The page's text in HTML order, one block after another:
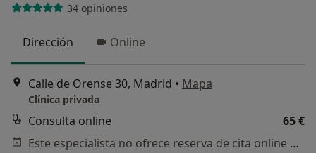
34 opiniones
Dirección Online
Calle de Orense 30, Madrid • Mapa
Clínica privada
Consulta online
65 €
Este especialista no ofrece reserva de cita online en esta dirección.